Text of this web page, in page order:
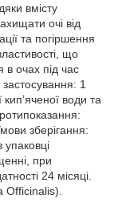
вмісту
очі від
та погіршення
що
очах під час
1
води та
зберігання:
упаковці
при
24 місяці.
Officinalis).